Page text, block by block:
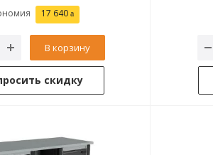
17 640
В корзину
скидку